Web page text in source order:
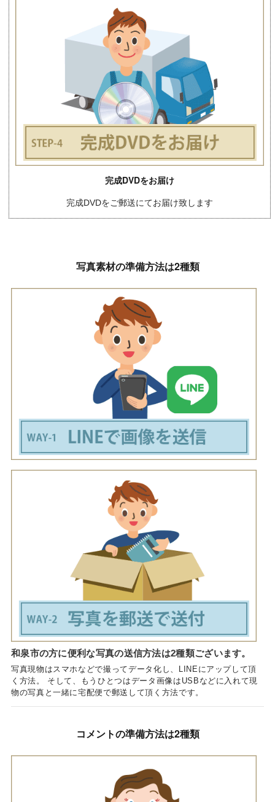
完成DVDをお届け
完成DVDをご郵送にてお届け致します
写真素材の準備方法は2種類
和泉市の方に便利な写真の送信方法は2種類ございます。
写真現物はスマホなどで撮ってデータ化し、LINEにアップして頂
く方法。 そして、もうひとつはデータ画像はUSBなどに入れて現
物の写真と一緒に宅配便で郵送して頂く方法です。
コメントの準備方法は2種類